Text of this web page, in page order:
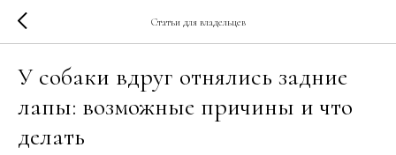
Статьи для владельцев
У собаки вдруг отнялись задние
лапы: возможные причины и что
делать